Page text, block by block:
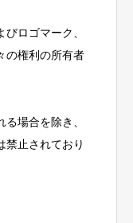
ロゴマーク、
の権利の所有者
場合を除き、
禁止されており